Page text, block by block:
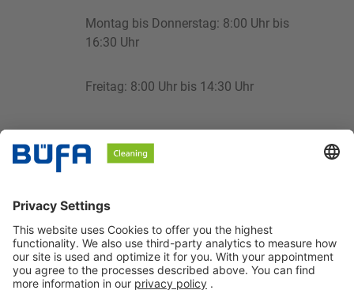
Montag bis Donnerstag: 8:00 Uhr bis
16:30 Uhr
Freitag: 8:00 Uhr bis 14:30 Uhr